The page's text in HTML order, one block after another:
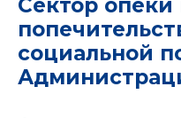
Сектор опеки
социальной